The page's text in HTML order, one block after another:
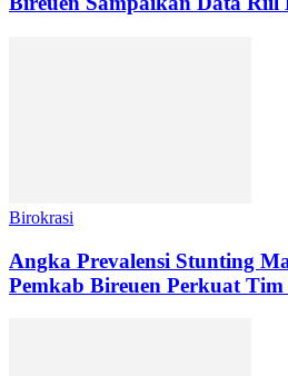
Birokrasi
Angka Prevalensi Stunting
Pemkab Bireuen Perkuat Tim